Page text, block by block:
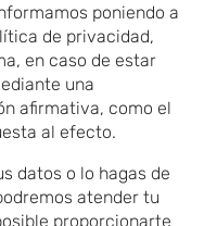
poniendo a
de privacidad,
en caso de estar
una
afirmativa, como el
al efecto.
datos o lo hagas de
atender tu
proporcionarte